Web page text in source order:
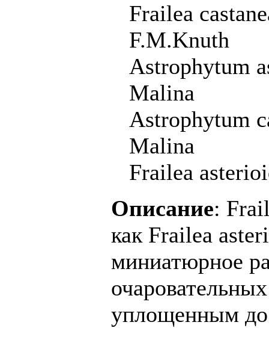
Frailea
F.M.Knuth
Astrophytum
Malina
Astrophytum
Malina
Frailea
Описание:
как Frailea
миниатюрное
уплощенным до